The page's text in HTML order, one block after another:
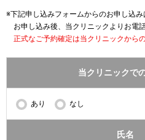
※下記申し込みフォームからのお申し込み
お申し込み後、当クリニックよりお電
正式なご予約確定は当クリニックから
当クリニックで
あり なし
氏名